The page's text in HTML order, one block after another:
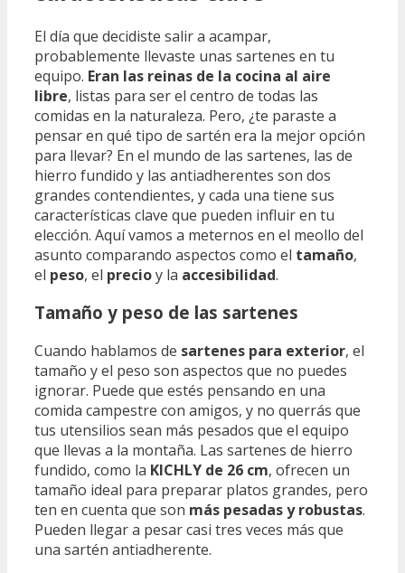
El día que decidiste salir a acampar,
probablemente llevaste unas sartenes en tu
equipo. Eran las reinas de la cocina al aire
libre, listas para ser el centro de todas las
comidas en la naturaleza. Pero, ¿te paraste a
pensar en qué tipo de sartén era la mejor opción
para llevar? En el mundo de las sartenes, las de
hierro fundido y las antiadherentes son dos
grandes contendientes, y cada una tiene sus
características clave que pueden influir en tu
elección. Aquí vamos a meternos en el meollo del
asunto comparando aspectos como el tamaño,
el peso, el precioy la accesibilidad.
Tamaño y peso de las sartenes
Cuando hablamos de sartenes para exterior, el
tamaño y el peso son aspectos que no puedes
ignorar. Puede que estés pensando en una
comida campestre con amigos, y no querrás que
tus utensilios sean más pesados que el equipo
que llevas a la montaña. Las sartenes de hierro
fundido, como la KICHLY de 26 cm, ofrecen un
tamaño ideal para preparar platos grandes, pero
ten en cuenta que son más pesadas y robustas.
Pueden llegar a pesar casi tres veces más que
una sartén antiadherente.